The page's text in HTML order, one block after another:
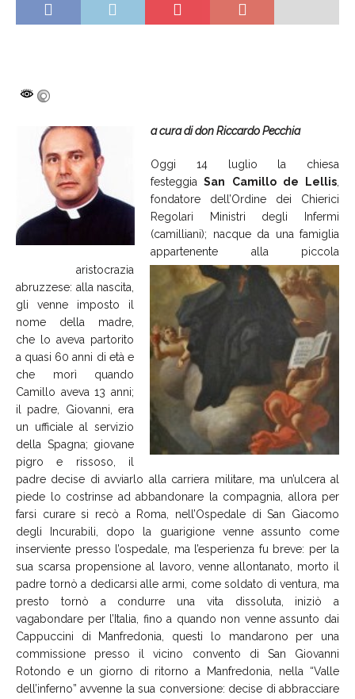
a cura di don Riccardo Pecchia
Oggi 14 luglio la chiesa
festeggia San Camillo de Lellis
fondatore dell’Ordine dei Chierici
Regolari Ministri degli Infermi
(camilliani); nacque da una famiglia
appartenente alla piccola
aristocrazia
abruzzese: alla nascita,
gli venne imposto il
nome della madre,
che lo aveva partorito
a quasi 60 anni di età e
che morì quando
Camillo aveva 13 anni;
il padre, Giovanni, era
un ufficiale al servizio
della Spagna; giovane
pigro e rissoso, il
padre decise di avviarlo alla carriera militare, ma un’ulcera al
piede lo costrinse ad abbandonare la compagnia, allora per
farsi curare si recò a Roma, nell’Ospedale di San Giacomo
degli Incurabili, dopo la guarigione venne assunto come
inserviente presso l’ospedale, ma l’esperienza fu breve: per la
sua scarsa propensione al lavoro, venne allontanato, morto il
padre tornò a dedicarsi alle armi, come soldato di ventura, ma
presto tornò a condurre una vita dissoluta, iniziò a
vagabondare per l’Italia, fino a quando non venne assunto dai
Cappuccini di Manfredonia, questi lo mandarono per una
commissione presso il vicino convento di San Giovanni
Rotondo e un giorno di ritorno a Manfredonia, nella “Valle
dell’inferno” avvenne la sua conversione: decise di abbracciare